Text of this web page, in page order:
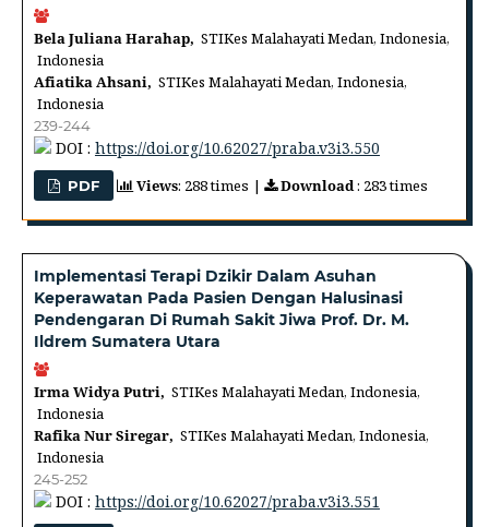
Bela Juliana Harahap, STIKes Malahayati Medan, Indonesia,
Indonesia
Afiatika Ahsani, STIKes Malahayati Medan, Indonesia,
Indonesia
239-244
DOI : https://doi.org/10.62027/praba.v3i3.550
PDF Views: 288 times | Download: 283 times
Implementasi Terapi Dzikir Dalam Asuhan
Keperawatan Pada Pasien Dengan Halusinasi
Pendengaran Di Rumah Sakit Jiwa Prof. Dr. M.
Ildrem Sumatera Utara
Irma Widya Putri, STIKes Malahayati Medan, Indonesia,
Indonesia
Rafika Nur Siregar, STIKes Malahayati Medan, Indonesia,
Indonesia
245-252
DOI : https://doi.org/10.62027/praba.v3i3.551